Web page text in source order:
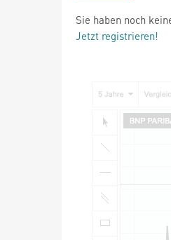
Sie haben noch
Jetzt registrieren!